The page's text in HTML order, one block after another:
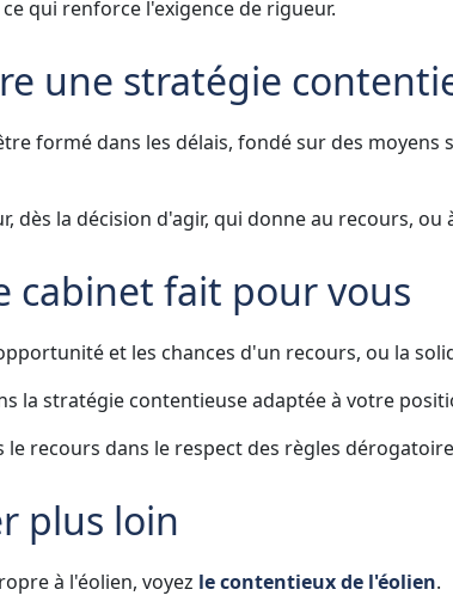
qui renforce l'exigence de rigueur.
une stratégie
formé dans les délais, fondé sur des
dès la décision d'agir, qui donne au recours, ou
cabinet fait pour vous
et les chances d'un recours, ou la
la stratégie contentieuse adaptée à votre
le recours dans le respect des règles
plus loin
à l'éolien, voyez le contentieux de l'éolien.